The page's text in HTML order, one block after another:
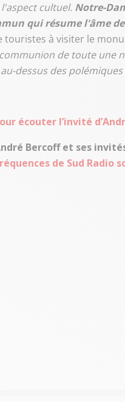
cultuel. Notre-
qui résume l'âme
touristes à visiter le
de toute une
dessus des
écouter l’invité
Bercoff et ses
de Sud Radio